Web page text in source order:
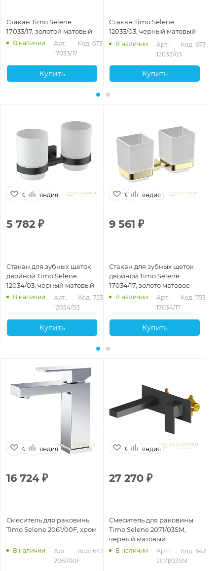
Стакан Timo Selene
17033/17, золотой матовый
В наличии
Арт.:
17033/17
Код: 67316
Купить
Стакан Timo Selene
12033/03, черный матовый
В наличии
Арт.:
12033/03
Код: 67314
Купить
Финляндия
5 782 ₽
Стакан для зубных щеток
двойной Timo Selene
12034/03, черный матовый
В наличии
Арт.:
12034/03
Код: 75327
Купить
Финляндия
9 561 ₽
Стакан для зубных щеток
двойной Timo Selene
17034/17, золото матовое
В наличии
Арт.:
17034/17
Код: 75329
Купить
Финляндия
16 724₽
Смеситель для раковины
Timo Selene 2061/00F, хром
В наличии
Арт.:
2061/00F
Код: 64273
Финляндия
27 270 ₽
Смеситель для раковины
Timo Selene 2071/03SM,
черный матовый
В наличии
Арт.:
2071/03SM
Код: 64277